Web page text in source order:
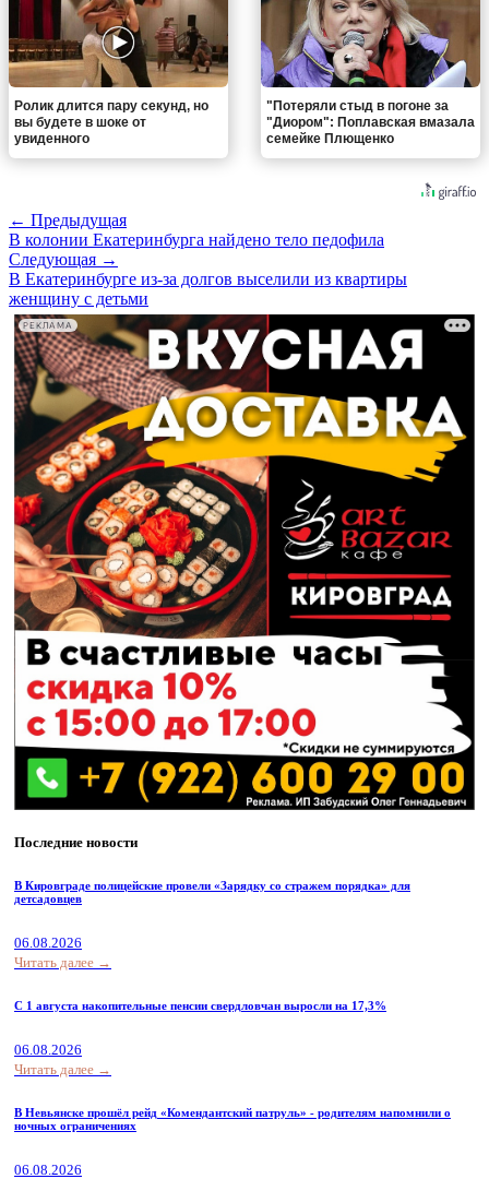
Ролик длится пару секунд, но
вы будете в шоке от
увиденного
"Потеряли стыд в погоне за
"Диором": Поплавская вмазала
семейке Плющенко
← Предыдущая
В колонии Екатеринбурга найдено тело педофила
Следующая →
В Екатеринбурге из-за долгов выселили из квартиры
женщину с детьми
РЕКЛАМА
Последние новости
В Кировграде полицейские провели «Зарядку со стражем порядка» для
детсадовцев
06.08.2026
Читать далее →
С 1 августа накопительные пенсии свердловчан выросли на 17,3%
06.08.2026
Читать далее →
В Невьянске прошёл рейд «Комендантский патруль» - родителям напомнили о
ночных ограничениях
06.08.2026